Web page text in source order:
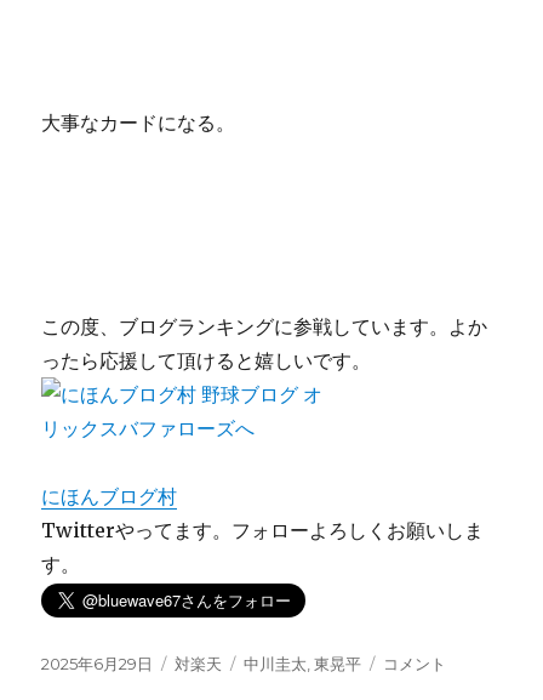
大事なカードになる。
この度、ブログランキングに参戦しています。よか
ったら応援して頂けると嬉しいです。
にほんブログ村
Twitterやってます。フォローよろしくお願いしま
す。
投
2025年6月29日
カ
対楽天
タ
中川圭太 ,東晃平
ノ
コメント